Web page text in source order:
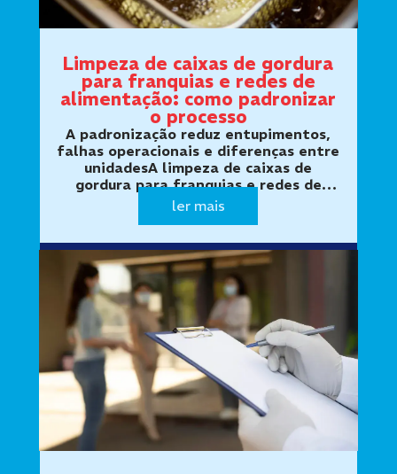
Limpeza de caixas de gordura
para franquias e redes de
alimentação: como padronizar
o processo
A padronização reduz entupimentos,
falhas operacionais e diferenças entre
unidadesA limpeza de caixas de
gordura para franquias e redes de
alimentação precisa seguir um
cozinhas…
ler mais